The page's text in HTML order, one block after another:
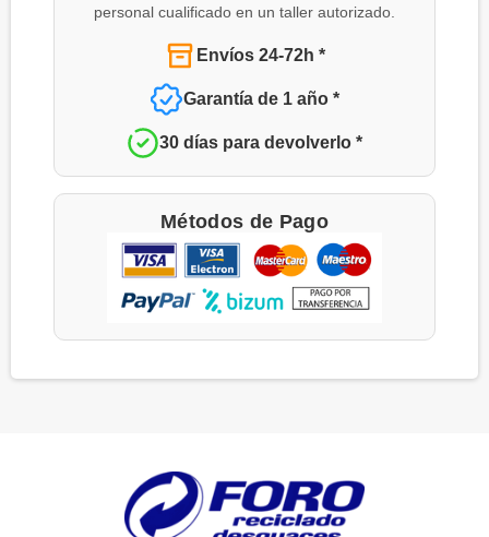
personal cualificado en un taller autorizado.
Envíos 24-72h *
Garantía de 1 año *
30 días para devolverlo *
Métodos de Pago